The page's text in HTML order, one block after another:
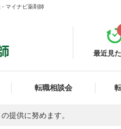
- マイナビ薬剤師
最近見
転職相談会
提供に努めます。